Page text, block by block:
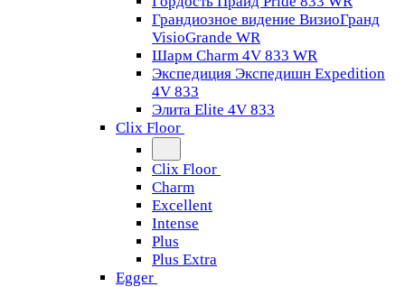
Грандиозное видение ВизиоГранд
VisioGrande WR
Шарм Charm 4V 833 WR
Экспедиция Экспедишн Expedition
4V 833
Элита Elite 4V 833
Clix Floor
Clix Floor
Charm
Excellent
Intense
Plus
Plus Extra
Egger